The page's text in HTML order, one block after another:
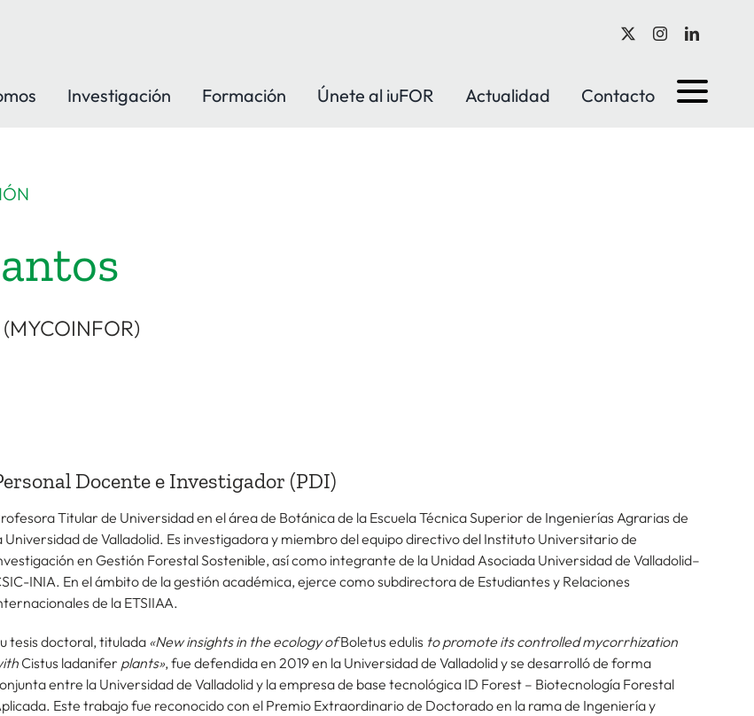
Investigación Formación Únete al iuFOR Actualidad Contacto
Docente e Investigador (PDI)
Titular de Universidad en el área de Botánica de la Escuela Técnica Superior de Ingenierías Agrarias de
Universidad de Valladolid. Es investigadora y miembro del equipo directivo del Instituto Universitario de
en Gestión Forestal Sostenible, así como integrante de la Unidad Asociada Universidad de Valladolid–
INIA. En el ámbito de la gestión académica, ejerce como subdirectora de Estudiantes y Relaciones
de la ETSIIAA.
tesis doctoral, titulada «New insights in the ecology ofBoletus edulis to promote its controlled mycorrhization
Cistus ladanifer plants», fue defendida en 2019 en la Universidad de Valladolid y se desarrolló de forma
entre la Universidad de Valladolid y la empresa de base tecnológica ID Forest – Biotecnología Forestal
Este trabajo fue reconocido con el Premio Extraordinario de Doctorado en la rama de Ingeniería y